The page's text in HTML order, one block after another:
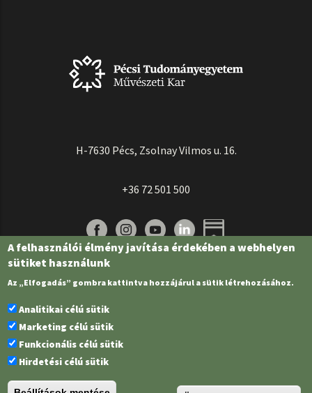
H-7630 Pécs, Zsolnay Vilmos u. 16.
+36 72 501 500
Pécsi Tudományegyetem | Kancellária |
A felhasználói élmény javítása érdekében a webhelyen
sütiket használunk
Az „Elfogadás” gombra kattintva hozzájárul a sütik létrehozásához.
Analitikai célú sütik
Marketing célú sütik
Funkcionális célú sütik
Hirdetési célú sütik